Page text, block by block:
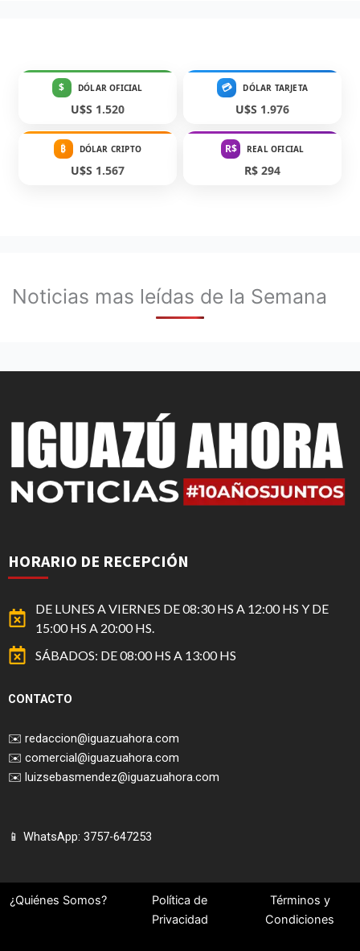
$ DÓLAR OFICIAL
U$S 1.520
💳 DÓLAR TARJETA
U$S 1.976
₿ DÓLAR CRIPTO
U$S 1.567
R$ REAL OFICIAL
R$ 294
Noticias mas leídas de la Semana
HORARIO DE RECEPCIÓN
DE LUNES A VIERNES DE 08:30 HS A 12:00 HS Y DE
15:00 HS A 20:00 HS.
SÁBADOS: DE 08:00 HS A 13:00 HS
CONTACTO
✉️ redaccion@iguazuahora.com
✉️ comercial@iguazuahora.com
✉️ luizsebasmendez@iguazuahora.com
📱 WhatsApp: 3757-647253
¿Quiénes Somos?
Política de
Privacidad
Términos y
Condiciones